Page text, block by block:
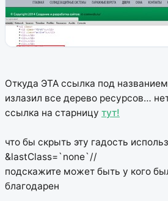
Откуда ЭТА ссылка под
излазил все дерево ресурсов…
ссылка на старницу тут!
что бы скрыть эту гадость
&lastClass=`none`//
подскажите может быть у кого
благодарен